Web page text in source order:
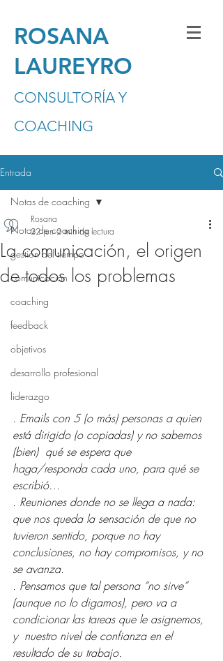
ROSANA
LAUREYRO
CONSULTORÍA Y
COACHING
Entrada
Notas de coaching
gestión del tiempo
comunicación
coaching
feedback
objetivos
desarrollo profesional
liderazgo
Notas de coaching
La comunicación, el origen
de todos los problemas
Rosana
22 jun 2 min de lectura
. Emails con 5 (o más) personas a quien
está dirigido (o copiadas) y no sabemos
(bien)  qué se espera que
haga/responda cada uno, para qué se
escribió…
. Reuniones donde no se llega a nada:
que nos queda la sensación de que no
tuvieron sentido, porque no hay
conclusiones, no hay compromisos, y no
se avanza.
. Pensamos que tal persona “no sirve”
(aunque no lo digamos), pero va a
condicionar las tareas que le asignemos,
y  nuestro nivel de confianza en el
resultado de su trabajo.